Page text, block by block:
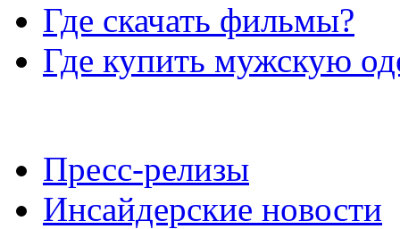
Где скачать фильмы?
Где купить мужскую
Пресс-релизы
Инсайдерские новости